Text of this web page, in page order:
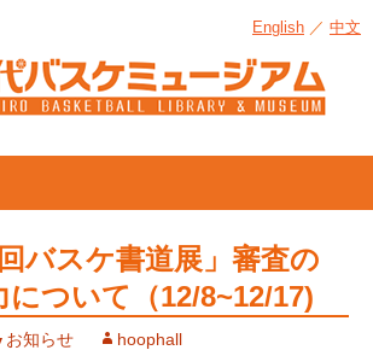
English ／ 中文
回バスケ書道展」審査の
について（12/8~12/17)
お知らせ hoophall